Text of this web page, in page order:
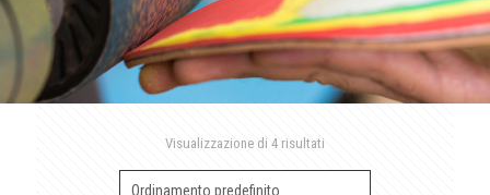
Visualizzazione di 4 risultati